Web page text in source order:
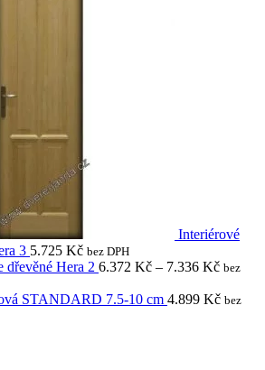
Interiérové
3 5.725 Kč bez DPH
dřevěné Hera 2 6.372 Kč – 7.336 Kč bez
STANDARD 7.5-10 cm 4.899 Kč bez